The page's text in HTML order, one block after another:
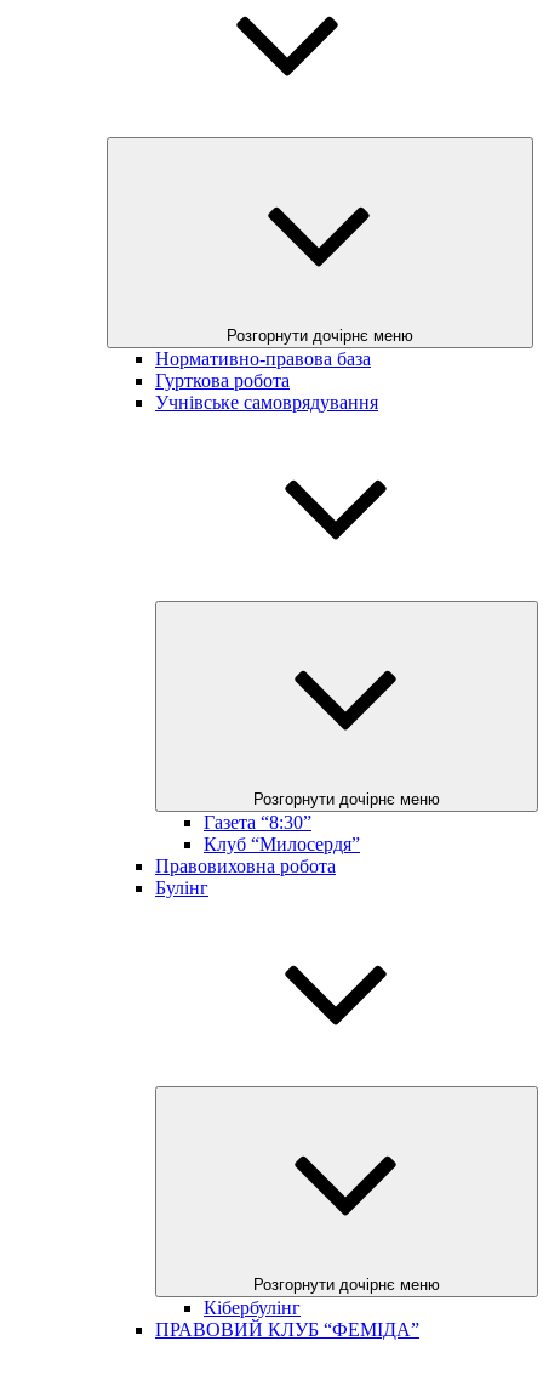
Розгорнути дочірнє меню
Нормативно-правова база
Гурткова робота
Учнівське самоврядування
Розгорнути дочірнє меню
Газета “8:30”
Клуб “Милосердя”
Правовиховна робота
Булінг
Розгорнути дочірнє меню
Кібербулінг
ПРАВОВИЙ КЛУБ “ФЕМІДА”